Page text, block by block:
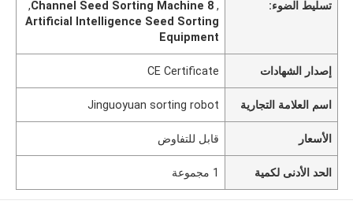
تسليط الضوء:
,
8 Channel Seed Sorting Machine
,
Artificial Intelligence Seed Sorting
Equipment
إصدار الشهادات CE Certificate
اسم العلامة التجارية Jinguoyuan sorting robot
الأسعار قابل للتفاوض
الحد الأدنى لكمية 1 مجموعة